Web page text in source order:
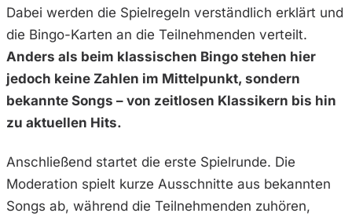
Dabei werden die Spielregeln verständlich erklärt und
die Bingo-Karten an die Teilnehmenden verteilt.
Anders als beim klassischen Bingo stehen hier
jedoch keine Zahlen im Mittelpunkt, sondern
bekannte Songs – von zeitlosen Klassikern bis hin
zu aktuellen Hits.
Anschließend startet die erste Spielrunde. Die
Moderation spielt kurze Ausschnitte aus bekannten
Songs ab, während die Teilnehmenden zuhören,